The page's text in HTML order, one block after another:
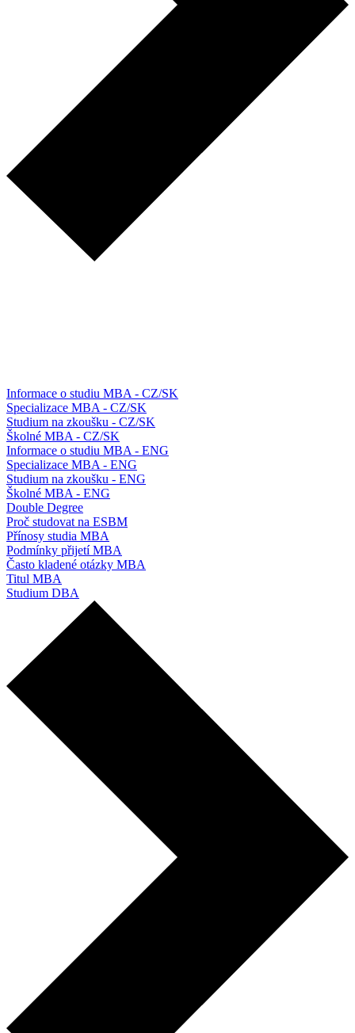
Informace o studiu MBA - CZ/SK
Specializace MBA - CZ/SK
Studium na zkoušku - CZ/SK
Školné MBA - CZ/SK
Informace o studiu MBA - ENG
Specializace MBA - ENG
Studium na zkoušku - ENG
Školné MBA - ENG
Double Degree
Proč studovat na ESBM
Přínosy studia MBA
Podmínky přijetí MBA
Často kladené otázky MBA
Titul MBA
Studium DBA